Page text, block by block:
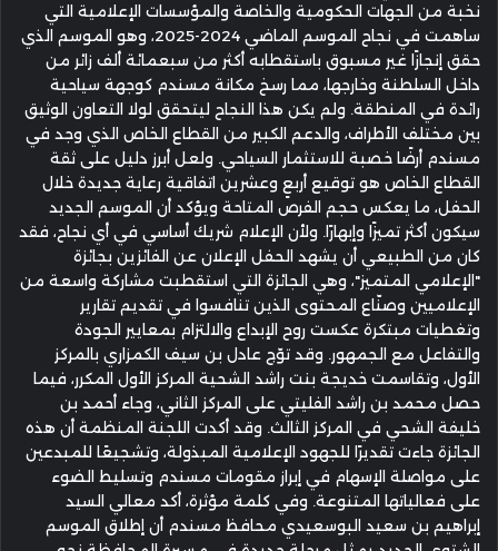
نخبة من الجهات الحكومية والخاصة والمؤسسات الإعلامية التي
ساهمت في نجاح الموسم الماضي 2024-2025، وهو الموسم الذي
حقق إنجازًا غير مسبوق باستقطابه أكثر من سبعمائة ألف زائر من
داخل السلطنة وخارجها، مما رسخ مكانة مسندم كوجهة سياحية
رائدة في المنطقة. ولم يكن هذا النجاح ليتحقق لولا التعاون الوثيق
بين مختلف الأطراف، والدعم الكبير من القطاع الخاص الذي وجد في
مسندم أرضًا خصبة للاستثمار السياحي. ولعل أبرز دليل على ثقة
القطاع الخاص هو توقيع أربعٍ وعشرين اتفاقية رعاية جديدة خلال
الحفل، ما يعكس حجم الفرص المتاحة ويؤكد أن الموسم الجديد
سيكون أكثر تميزًا وإبهارًا. ولأن الإعلام شريك أساسي في أي نجاح، فقد
كان من الطبيعي أن يشهد الحفل الإعلان عن الفائزين بجائزة
"الإعلامي المتميز"، وهي الجائزة التي استقطبت مشاركة واسعة من
الإعلاميين وصنّاع المحتوى الذين تنافسوا في تقديم تقارير
وتغطيات مبتكرة عكست روح الإبداع والالتزام بمعايير الجودة
والتفاعل مع الجمهور. وقد توّج عادل بن سيف الكمزاري بالمركز
الأول، وتقاسمت خديجة بنت راشد الشحية المركز الأول المكرر، فيما
حصل محمد بن راشد الفليتي على المركز الثاني، وجاء أحمد بن
خليفة الشحي في المركز الثالث. وقد أكدت اللجنة المنظمة أن هذه
الجائزة جاءت تقديرًا للجهود الإعلامية المبذولة، وتشجيعًا للمبدعين
على مواصلة الإسهام في إبراز مقومات مسندم وتسليط الضوء
على فعالياتها المتنوعة. وفي كلمة مؤثرة، أكد معالي السيد
إبراهيم بن سعيد البوسعيدي محافظ مسندم أن إطلاق الموسم